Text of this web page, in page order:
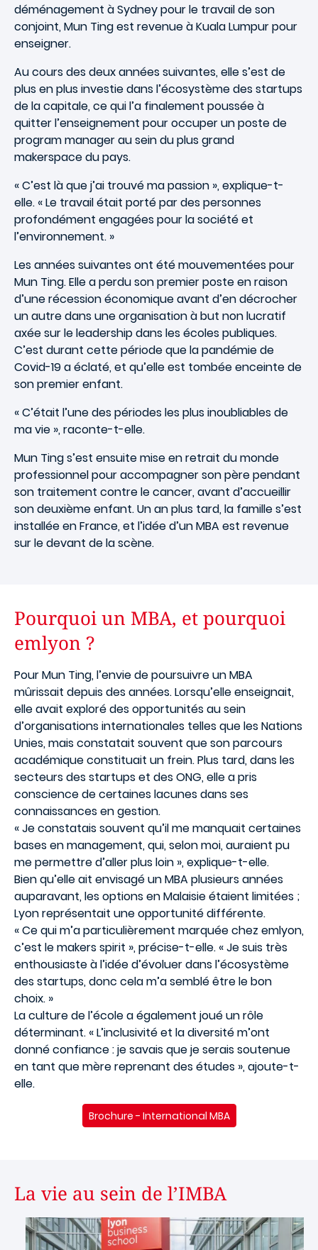
déménagement à Sydney pour le travail de son
conjoint, Mun Ting est revenue à Kuala Lumpur pour
enseigner.
Au cours des deux années suivantes, elle s’est de
plus en plus investie dans l’écosystème des startups
de la capitale, ce qui l’a finalement poussée à
quitter l’enseignement pour occuper un poste de
program manager au sein du plus grand
makerspace du pays.
« C’est là que j’ai trouvé ma passion », explique-t-
elle. « Le travail était porté par des personnes
profondément engagées pour la société et
l’environnement. »
Les années suivantes ont été mouvementées pour
Mun Ting. Elle a perdu son premier poste en raison
d’une récession économique avant d’en décrocher
un autre dans une organisation à but non lucratif
axée sur le leadership dans les écoles publiques.
C’est durant cette période que la pandémie de
Covid-19 a éclaté, et qu’elle est tombée enceinte de
son premier enfant.
« C’était l’une des périodes les plus inoubliables de
ma vie », raconte-t-elle.
Mun Ting s’est ensuite mise en retrait du monde
professionnel pour accompagner son père pendant
son traitement contre le cancer, avant d’accueillir
son deuxième enfant. Un an plus tard, la famille s’est
installée en France, et l’idée d’un MBA est revenue
sur le devant de la scène.
Pourquoi un MBA, et pourquoi
emlyon ?
Pour Mun Ting, l’envie de poursuivre un MBA
mûrissait depuis des années. Lorsqu’elle enseignait,
elle avait exploré des opportunités au sein
d’organisations internationales telles que les Nations
Unies, mais constatait souvent que son parcours
académique constituait un frein. Plus tard, dans les
secteurs des startups et des ONG, elle a pris
conscience de certaines lacunes dans ses
connaissances en gestion.
« Je constatais souvent qu’il me manquait certaines
bases en management, qui, selon moi, auraient pu
me permettre d’aller plus loin », explique-t-elle.
Bien qu’elle ait envisagé un MBA plusieurs années
auparavant, les options en Malaisie étaient limitées ;
Lyon représentait une opportunité différente.
« Ce qui m’a particulièrement marquée chez emlyon,
c’est le makers spirit », précise-t-elle. « Je suis très
enthousiaste à l’idée d’évoluer dans l’écosystème
des startups, donc cela m’a semblé être le bon
choix. »
La culture de l’école a également joué un rôle
déterminant. « L’inclusivité et la diversité m’ont
donné confiance : je savais que je serais soutenue
en tant que mère reprenant des études », ajoute-t-
elle.
Brochure - International MBA
La vie au sein de l’IMBA
Image